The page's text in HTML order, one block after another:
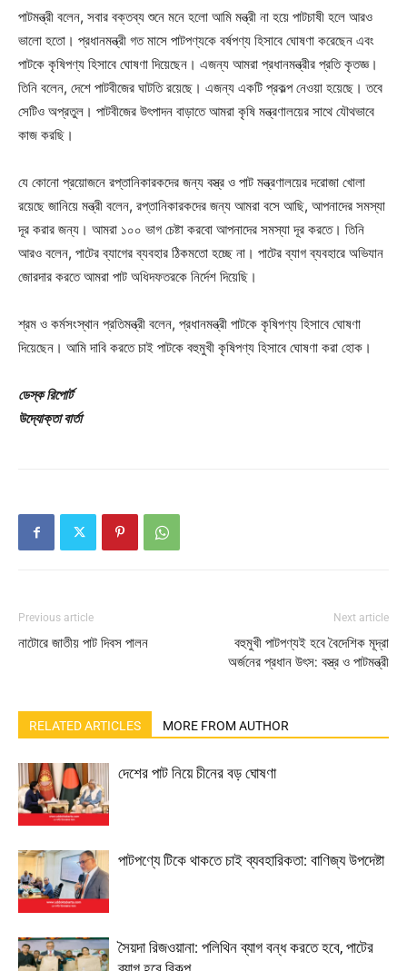
পাটমন্ত্রী বলেন, সবার বক্তব্য শুনে মনে হলো আমি মন্ত্রী না হয়ে পাটচাষী হলে আরও
ভালো হতো। প্রধানমন্ত্রী গত মাসে পাটপণ্যকে বর্ষপণ্য হিসাবে ঘোষণা করেছেন এবং
পাটকে কৃষিপণ্য হিসাবে ঘোষণা দিয়েছেন। এজন্য আমরা প্রধানমন্ত্রীর প্রতি কৃতজ্ঞ।
তিনি বলেন, দেশে পাটবীজের ঘাটতি রয়েছে। এজন্য একটি প্রকল্প নেওয়া হয়েছে। তবে
সেটিও অপ্রতুল। পাটবীজের উৎপাদন বাড়াতে আমরা কৃষি মন্ত্রণালয়ের সাথে যৌথভাবে
কাজ করছি।
যে কোনো প্রয়োজনে রপ্তানিকারকদের জন্য বস্ত্র ও পাট মন্ত্রণালয়ের দরোজা খোলা
রয়েছে জানিয়ে মন্ত্রী বলেন, রপ্তানিকারকদের জন্য আমরা বসে আছি, আপনাদের সমস্যা
দূর করার জন্য। আমরা ১০০ ভাগ চেষ্টা করবো আপনাদের সমস্যা দূর করতে। তিনি
আরও বলেন, পাটের ব্যাগের ব্যবহার ঠিকমতো হচ্ছে না। পাটের ব্যাগ ব্যবহারে অভিযান
জোরদার করতে আমরা পাট অধিদফতরকে নির্দেশ দিয়েছি।
শ্রম ও কর্মসংস্থান প্রতিমন্ত্রী বলেন, প্রধানমন্ত্রী পাটকে কৃষিপণ্য হিসাবে ঘোষণা
দিয়েছেন। আমি দাবি করতে চাই পাটকে বহুমুখী কৃষিপণ্য হিসাবে ঘোষণা করা হোক।
ডেস্ক রিপোর্ট
উদ্যোক্তা বার্তা
Previous article
নাটোরে জাতীয় পাট দিবস পালন
Next article
বহুমুখী পাটপণ্যই হবে বৈদেশিক মূদ্রা
অর্জনের প্রধান উৎস: বস্ত্র ও পাটমন্ত্রী
RELATED ARTICLES MORE FROM AUTHOR
দেশের পাট নিয়ে চীনের বড় ঘোষণা
পাটপণ্যে টিকে থাকতে চাই ব্যবহারিকতা: বাণিজ্য উপদেষ্টা
সৈয়দা রিজওয়ানা: পলিথিন ব্যাগ বন্ধ করতে হবে, পাটের